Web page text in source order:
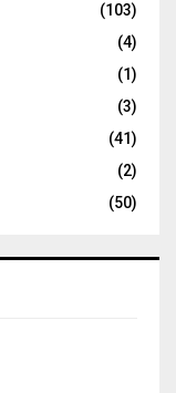
(103)
(4)
(1)
(3)
(41)
(2)
(50)